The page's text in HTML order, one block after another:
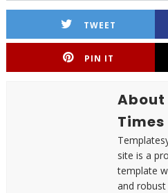
TWEET
PIN IT
About
Times
site is a
template
and